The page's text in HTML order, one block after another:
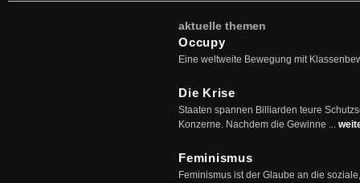
aktuelle themen
Occupy
Eine weltweite Bewegung mit
Die Krise
Staaten spannen Billiarden teure
Konzerne. Nachdem die Gewinne ...
Feminismus
Feminismus ist der Glaube an die